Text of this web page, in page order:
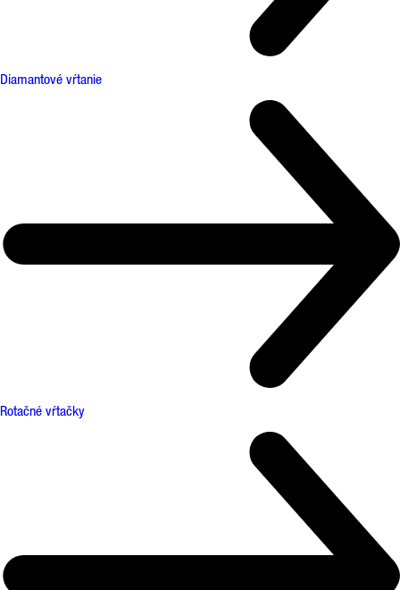
Diamantové vŕtanie
Rotačné vŕtačky